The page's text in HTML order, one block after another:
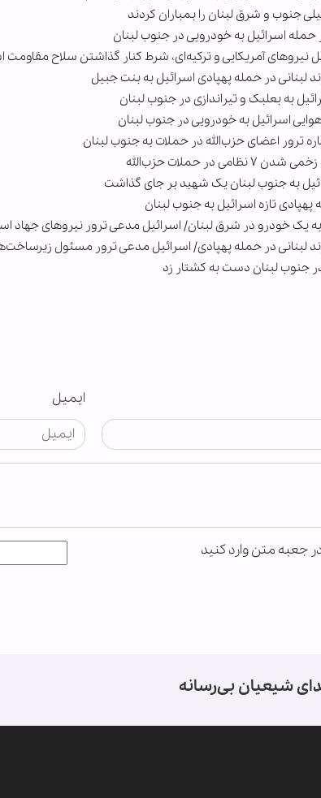
جنوب و شرق لبنان را بمباران کردند
اسرائیل به خودرویی در جنوب لبنان
نیروهای آمریکایی و ترکیه‌ای، شرط کنار گذاشتن سلاح
در حمله پهپادی اسرائیل به بنت جبیل
به بعلبک و تیراندازی در جنوب لبنان
ترور اعضای حزب‌الله در حملات به جنوب لبنان
در حملات حزب‌الله
به جنوب لبنان یک شهید بر جای گذاشت
تازه اسرائیل به جنوب لبنان
لبنانی در حمله پهپادی/ اسرائیل مدعی ترور مسئول
در جنوب لبنان دست به کشتار زد
ایمیل
جعبه متن وارد کنید
شیعیان بی‌رسانه